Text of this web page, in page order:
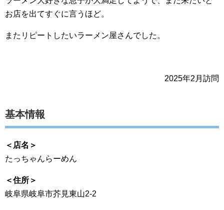
お店を出てすぐに言うほど。
またリピートしたいラーメン屋さんでした。
2025年2月訪問
基本情報
＜店名＞
たっちゃんらーめん
＜住所＞
岐阜県岐阜市芥見東山2-2